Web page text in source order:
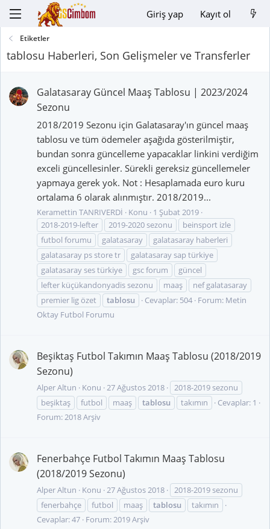
Giriş yap Kayıt ol
Etiketler
tablosu Haberleri, Son Gelişmeler ve Transferler
Galatasaray Güncel Maaş Tablosu | 2023/2024
Sezonu
2018/2019 Sezonu için Galatasaray'ın güncel maaş
tablosu ve tüm ödemeler aşağıda gösterilmiştir,
bundan sonra güncelleme yapacaklar linkini verdiğim
exceli güncellesinler. Sürekli gereksiz güncellemeler
yapmaya gerek yok. Not : Hesaplamada euro kuru
ortalama 6 olarak alınmıştır. 2018/2019...
Keramettin TANRIVERDİ Konu
1 Şubat 2019
2018-2019-lefter
2019-2020 sezonu
beinsport izle
futbol forumu
galatasaray
galatasaray haberleri
galatasaray ps store tr
galatasaray sap türkiye
galatasaray ses türkiye
gsc forum
güncel
lefter küçükandonyadis sezonu
maaş
nef galatasaray
premier lig özet
tablosu Cevaplar: 504 Forum: Metin
Oktay Futbol Forumu
Beşiktaş Futbol Takımın Maaş Tablosu (2018/2019
Sezonu)
Alper Altun Konu 27 Ağustos 2018
2018-2019 sezonu
beşiktaş
futbol maaş tablosu takımın
Cevaplar: 1
Forum:2018 Arşiv
Fenerbahçe Futbol Takımın Maaş Tablosu
(2018/2019 Sezonu)
Alper Altun Konu 27 Ağustos 2018
2018-2019 sezonu
fenerbahçe
futbol maaş tablosu
takımın
Cevaplar: 47 Forum:2019 Arşiv